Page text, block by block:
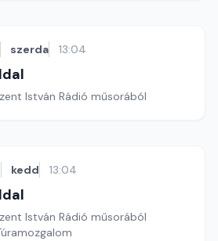
szerda 13:04
István Rádió műsorából
kedd 13:04
István Rádió műsorából